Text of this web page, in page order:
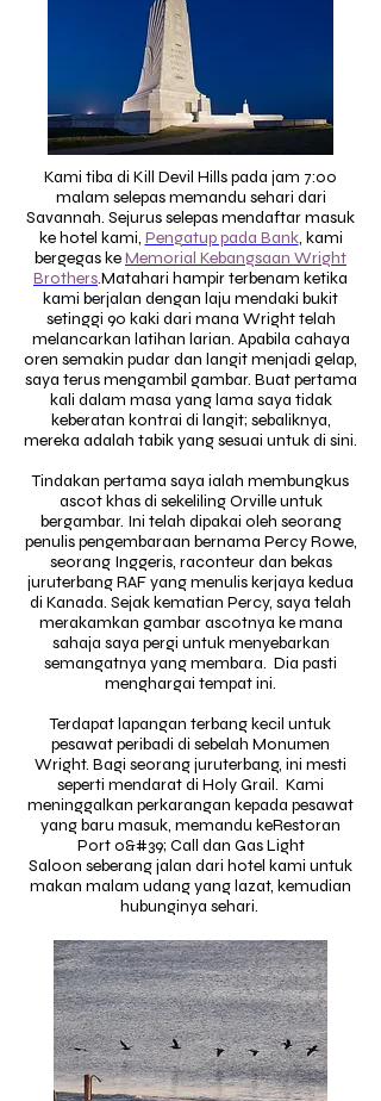
Kami tiba di Kill Devil Hills pada jam 7:00
malam selepas memandu sehari dari
Savannah. Sejurus selepas mendaftar masuk
ke hotel kami, Pengatup pada Bank, kami
bergegas keMemorial Kebangsaan Wright
Brothers.Matahari hampir terbenam ketika
kami berjalan dengan laju mendaki bukit
setinggi 90 kaki dari mana Wright telah
melancarkan latihan larian. Apabila cahaya
oren semakin pudar dan langit menjadi gelap,
saya terus mengambil gambar. Buat pertama
kali dalam masa yang lama saya tidak
keberatan kontrai di langit; sebaliknya,
mereka adalah tabik yang sesuai untuk di sini.
Tindakan pertama saya ialah membungkus
ascot khas di sekeliling Orville untuk
bergambar. Ini telah dipakai oleh seorang
penulis pengembaraan bernama Percy Rowe,
seorang Inggeris, raconteur dan bekas
juruterbang RAF yang menulis kerjaya kedua
di Kanada. Sejak kematian Percy, saya telah
merakamkan gambar ascotnya ke mana
sahaja saya pergi untuk menyebarkan
semangatnya yang membara. Dia pasti
menghargai tempat ini.
Terdapat lapangan terbang kecil untuk
pesawat peribadi di sebelah Monumen
Wright. Bagi seorang juruterbang, ini mesti
seperti mendarat di Holy Grail. Kami
meninggalkan perkarangan kepada pesawat
yang baru masuk, memandu keRestoran
Port o&#39; Call dan Gas Light
Saloon seberang jalan dari hotel kami untuk
makan malam udang yang lazat, kemudian
hubunginya sehari.